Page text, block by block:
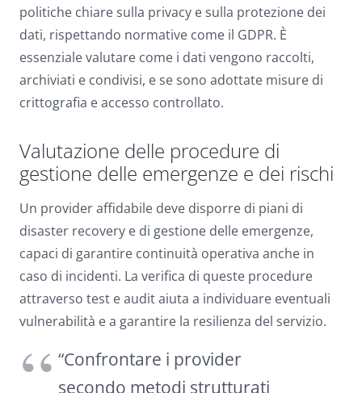
politiche chiare sulla privacy e sulla protezione dei
dati, rispettando normative come il GDPR. È
essenziale valutare come i dati vengono raccolti,
archiviati e condivisi, e se sono adottate misure di
crittografia e accesso controllato.
Valutazione delle procedure di
gestione delle emergenze e dei rischi
Un provider affidabile deve disporre di piani di
disaster recovery e di gestione delle emergenze,
capaci di garantire continuità operativa anche in
caso di incidenti. La verifica di queste procedure
attraverso test e audit aiuta a individuare eventuali
vulnerabilità e a garantire la resilienza del servizio.
“Confrontare i provider
secondo metodi strutturati